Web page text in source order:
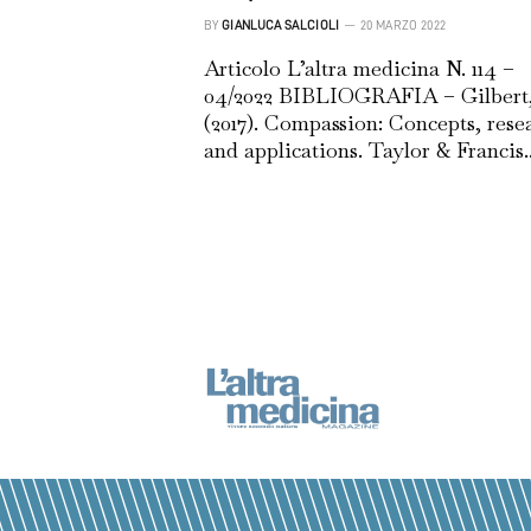
BY GIANLUCA SALCIOLI 20 MARZO 2022
Articolo L’altra medicina N. 114 –
04/2022 BIBLIOGRAFIA –
(2017). Compassion: Concepts,
and applications. Taylor &